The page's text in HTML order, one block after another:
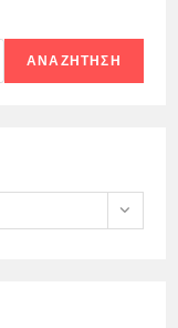
ΑΝΑΖΉΤΗΣΗ